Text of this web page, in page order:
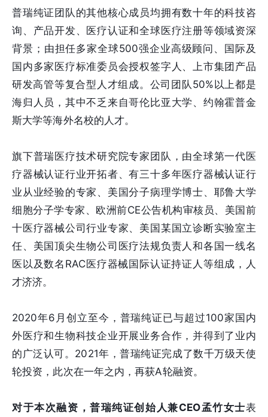
普瑞纯证团队的其他核心成员均拥有数十年的科技咨
询、产品开发、医疗认证和全球医疗注册等领域资深
背景；由担任多家全球500强企业高级顾问、国际及
国内多家医疗标准委员会授权签字人、上市集团产品
研发高管等复合型人才组成。公司团队50%以上都是
海归人员，其中不乏来自哥伦比亚大学、约翰霍普金
斯大学等海外名校的人才。
旗下普瑞医疗技术研究院专家团队，由全球第一代医
疗器械认证行业开拓者、有三十多年医疗器械认证行
业从业经验的专家、美国分子病理学博士、耶鲁大学
细胞分子学专家、欧洲前CE公告机构审核员、美国前
十医疗器械公司行业专家、美国某国立诊断实验室主
任、美国顶尖生物公司医疗法规负责人和各国一线名
医以及数名RAC医疗器械国际认证持证人等组成，人
才济济。
2020年6月创立至今，普瑞纯证已与超过100家国内
外医疗和生物科技企业开展业务合作，并得到了业内
的广泛认可。2021年，普瑞纯证完成了数千万级天使
轮投资，此次在一年之内，再获A轮融资。
对于本次融资，普瑞纯证创始人兼CEO孟⽵女士表